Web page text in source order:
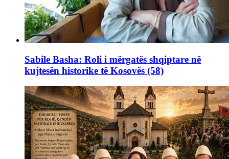
Sabile Basha: Roli i mërgatës shqiptare në
kujtesën historike të Kosovës (58)